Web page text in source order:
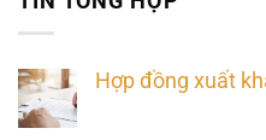
Hợp đồng xuất